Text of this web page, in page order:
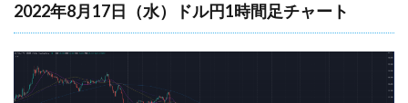
2022年8月17日（水）ドル円1時間足チャート